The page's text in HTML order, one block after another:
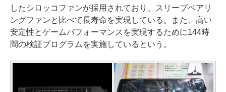
したシロッコファンが採用されており、スリーブベアリ
ングファンと比べて長寿命を実現している。また、高い
安定性とゲームパフォーマンスを実現するために144時
間の検証プログラムを実施しているという。